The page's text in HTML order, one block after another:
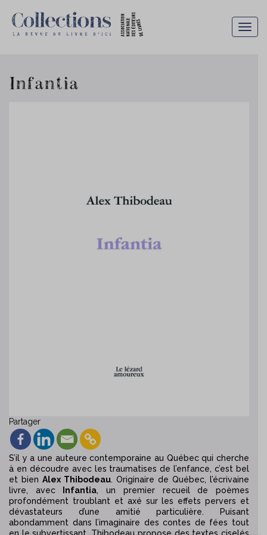
Infantia
Partager
S’il y a une auteure contemporaine au Québec qui cherche
à en découdre avec les traumatises de l’enfance, c’est bel
et bien Alex Thibodeau. Originaire de Québec, l’écrivaine
livre, avec
Infantia,un premier recueil de poèmes
profondément troublant et axé sur les effets pervers et
dévastateurs d’une amitié particulière. Puisant
abondamment dans l’imaginaire des contes de fées tout
en le subvertissant, Thibodeau propose des textes ciselés